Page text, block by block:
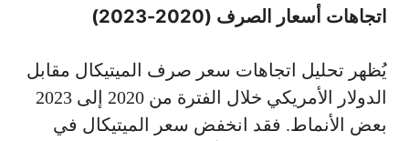
اتجاهات أسعار الصرف (2020-2023)
يُظهر تحليل اتجاهات سعر صرف الميتيكال مقابل
الدولار الأمريكي خلال الفترة من 2020 إلى 2023
بعض الأنماط. فقد انخفض سعر الميتيكال في